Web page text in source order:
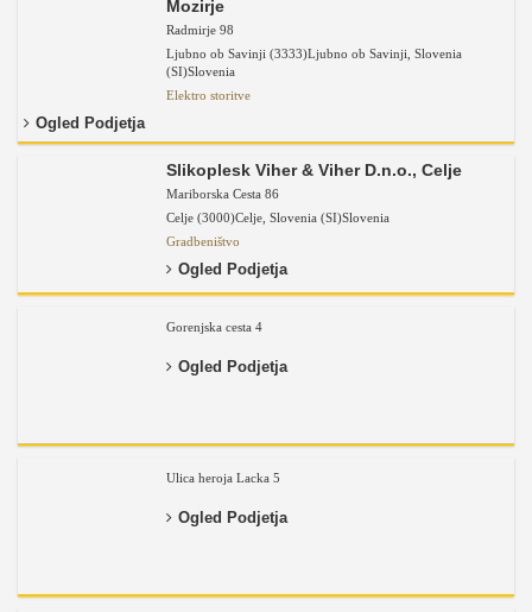
Mozirje
Radmirje 98
Ljubno ob Savinji (3333)Ljubno ob Savinji Slovenia
(SI)Slovenia
Elektro storitve
Ogled Podjetja
Slikoplesk Viher & Viher D.n.o., Celje
Mariborska Cesta 86
Celje (3000)Celje Slovenia (SI)Slovenia
Gradbeništvo
Ogled Podjetja
Gorenjska cesta 4
Ogled Podjetja
Ulica heroja Lacka 5
Ogled Podjetja